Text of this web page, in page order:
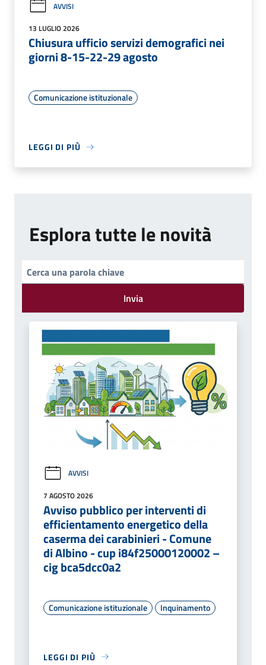
AVVISI
13 LUGLIO 2026
Chiusura ufficio servizi demografici nei
giorni 8-15-22-29 agosto
Comunicazione istituzionale
LEGGI DI PIÙ
Esplora tutte le novità
Invia
AVVISI
7 AGOSTO 2026
Avviso pubblico per interventi di
efficientamento energetico della
caserma dei carabinieri - Comune
di Albino - cup i84f25000120002 –
cig bca5dcc0a2
Comunicazione istituzionale Inquinamento
LEGGI DI PIÙ